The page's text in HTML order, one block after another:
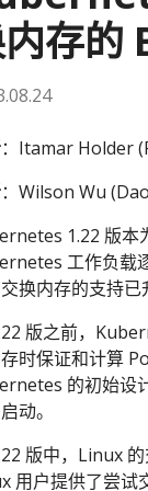
存的
：Itamar Holder
：Wilson Wu
1.22 版本
工作负载
换内存的支持
版之前，
时保证和计算
的初始设
动。
版中，Linux
用户提供了尝试